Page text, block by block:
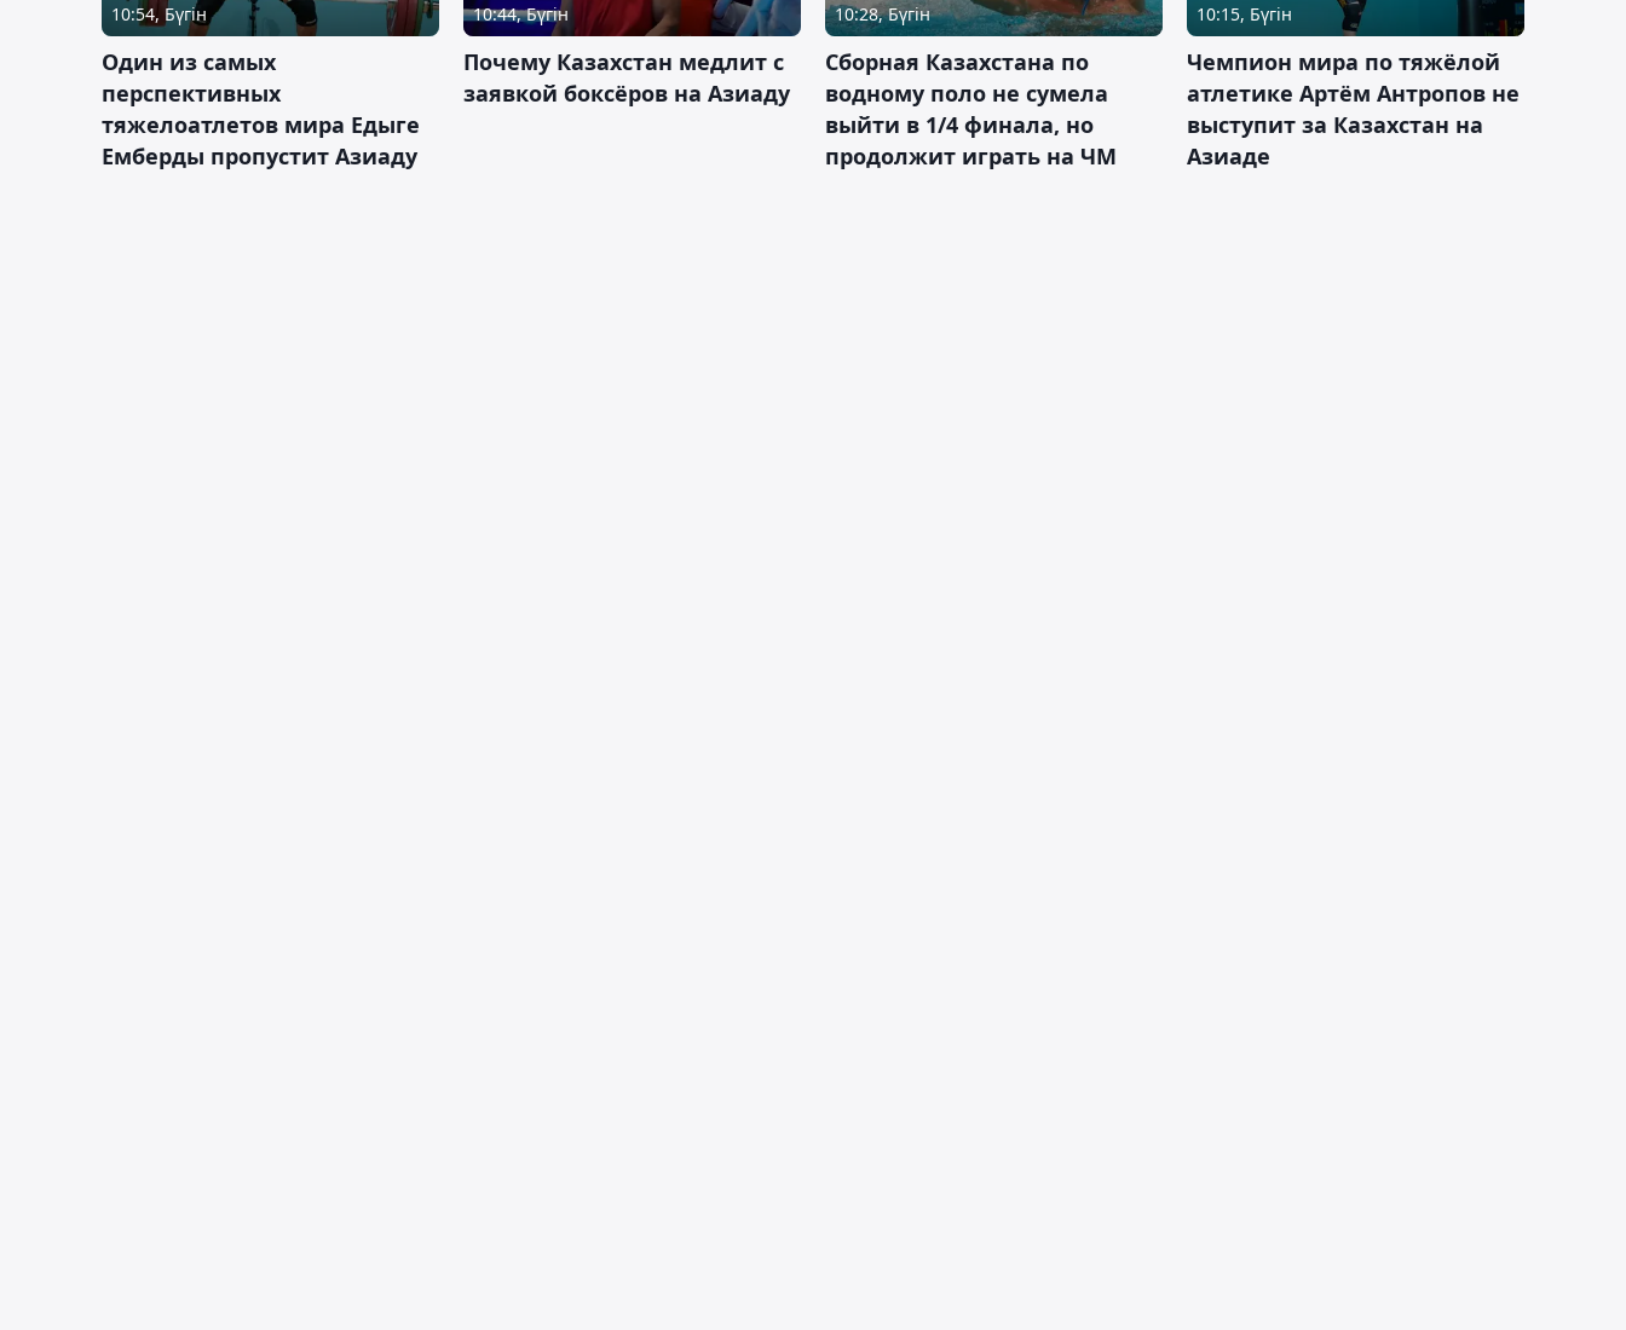
10:54, Бүгін
Один из самых
перспективных
тяжелоатлетов мира Едыге
Емберды пропустит Азиаду
10:44, Бүгін
Почему Казахстан медлит с
заявкой боксёров на Азиаду
10:28, Бүгін
Сборная Казахстана по
водному поло не сумела
выйти в 1/4 финала, но
продолжит играть на ЧМ
10:15, Бүгін
Чемпион мира по тяжёлой
атлетике Артём Антропов не
выступит за Казахстан на
Азиаде